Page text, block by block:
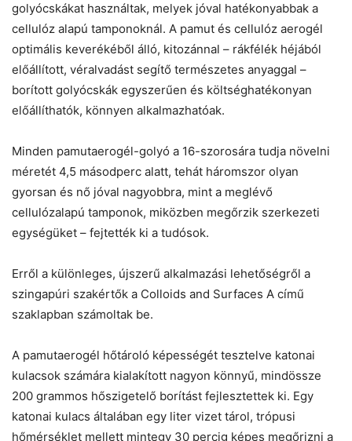
golyócskákat használtak, melyek jóval hatékonyabbak a
cellulóz alapú tamponoknál. A pamut és cellulóz aerogél
optimális keverékéből álló, kitozánnal – rákfélék héjából
előállított, véralvadást segítő természetes anyaggal –
borított golyócskák egyszerűen és költséghatékonyan
előállíthatók, könnyen alkalmazhatóak.
Minden pamutaerogél-golyó a 16-szorosára tudja növelni
méretét 4,5 másodperc alatt, tehát háromszor olyan
gyorsan és nő jóval nagyobbra, mint a meglévő
cellulózalapú tamponok, miközben megőrzik szerkezeti
egységüket – fejtették ki a tudósok.
Erről a különleges, újszerű alkalmazási lehetőségről a
szingapúri szakértők a Colloids and Surfaces A című
szaklapban számoltak be.
A pamutaerogél hőtároló képességét tesztelve katonai
kulacsok számára kialakított nagyon könnyű, mindössze
200 grammos hőszigetelő borítást fejlesztettek ki. Egy
katonai kulacs általában egy liter vizet tárol, trópusi
hőmérséklet mellett mintegy 30 percig képes megőrizni a